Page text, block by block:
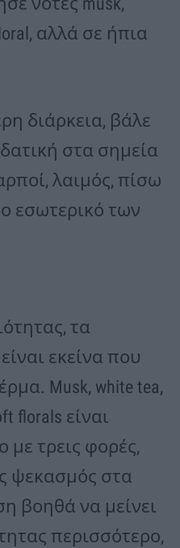
αλλά σε ήπια
διάρκεια, βάλε
στα σημεία
λαιμός, πίσω
εσωτερικό των
τα
εκείνα που
Musk, white tea,
florals είναι
με τρεις φορές,
ψεκασμός στα
βοηθά να μείνει
περισσότερο,